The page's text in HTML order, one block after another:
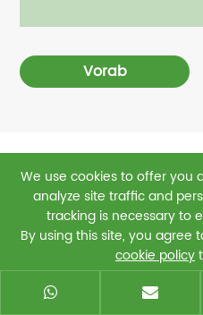
Vorab
Neueste
Nachrichten
We use cookies to offer you
analyze site traffic and
tracking is necessary to
By using this site, you agree
cookie policy
Reject